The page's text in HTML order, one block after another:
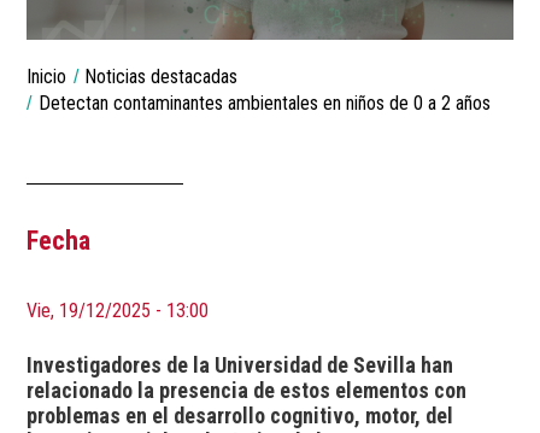
You
are
Inicio
Noticias destacadas
Detectan contaminantes ambientales en niños de 0 a 2 años
Fecha
Vie, 19/12/2025 - 13:00
Investigadores de la Universidad de Sevilla han
relacionado la presencia de estos elementos con
problemas en el desarrollo cognitivo, motor, del